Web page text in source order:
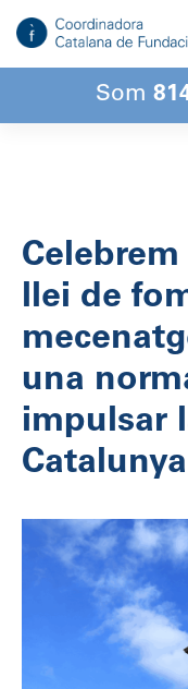
contingut
Som
llei de
una
impulsar
Catalunya